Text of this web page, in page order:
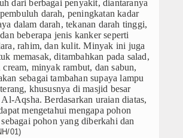
dari berbagai penyakit, diantaranya
darah, peningkatan kadar
dalam darah, tekanan darah tinggi,
beberapa jenis kanker seperti
rahim, dan kulit. Minyak ini juga
memasak, ditambahkan pada salad,
minyak rambut, dan sabun,
sebagai tambahan supaya lampu
khususnya di masjid besar
Aqsha. Berdasarkan uraian diatas,
mengetahui mengapa pohon
pohon yang diberkahi dan
01)